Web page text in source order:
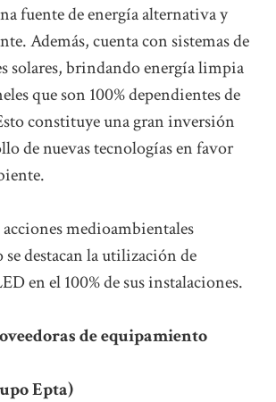
fuente de energía alternativa y
Además, cuenta con sistemas de
solares, brindando energía limpia
que son 100% dependientes de
constituye una gran inversión
de nuevas tecnologías en favor
medioambientales
se destacan la utilización de
en el 100% de sus instalaciones.
de equipamiento
Epta)